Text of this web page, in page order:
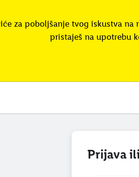
za poboljšanje tvog iskustva
pristaješ na upotrebu
Prijava